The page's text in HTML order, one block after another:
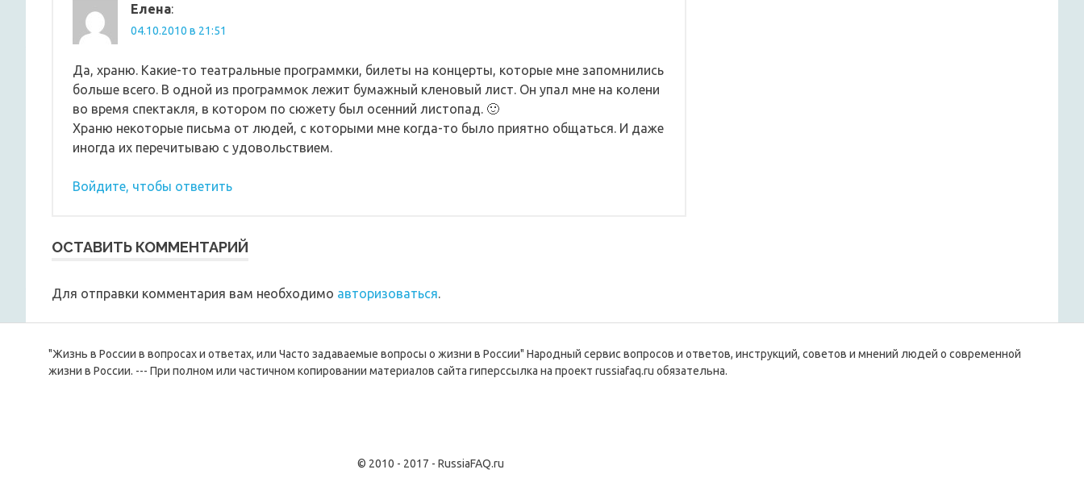
Елена:
04.10.2010 в 21:51
Да, храню. Какие-то театральные программки, билеты на концерты, которые мне запомнились
больше всего. В одной из программок лежит бумажный кленовый лист. Он упал мне на колени
во время спектакля, в котором по сюжету был осенний листопад. 🙂
Храню некоторые письма от людей, с которыми мне когда-то было приятно общаться. И даже
иногда их перечитываю с удовольствием.
Войдите, чтобы ответить
ОСТАВИТЬ КОММЕНТАРИЙ
Для отправки комментария вам необходимо авторизоваться.
"Жизнь в России в вопросах и ответах, или Часто задаваемые вопросы о жизни в России" Народный сервис вопросов и ответов, инструкций, советов и мнений людей о современной
жизни в России. --- При полном или частичном копировании материалов сайта гиперссылка на проект russiafaq.ru обязательна.
© 2010 - 2017 - RussiaFAQ.ru